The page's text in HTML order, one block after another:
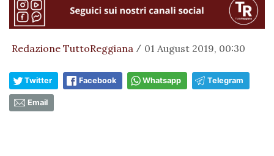
Redazione TuttoReggiana / 01 August 2019, 00:30
Twitter Facebook Whatsapp Telegram
Email